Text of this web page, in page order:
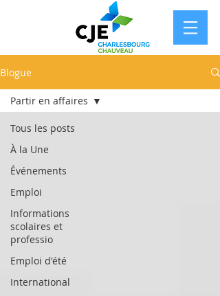
Blogue
Tous les posts
À la Une
Événements
Emploi
Informations
scolaires et
professio
Emploi d'été
International
Partir en affaires